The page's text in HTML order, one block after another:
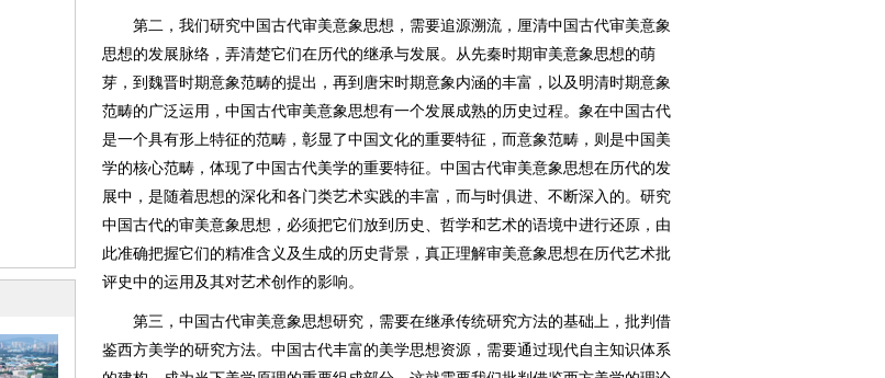
第二，我们研究中国古代审美意象思想，需要追源溯流，厘清中国古代审美意象
思想的发展脉络，弄清楚它们在历代的继承与发展。从先秦时期审美意象思想的萌
芽，到魏晋时期意象范畴的提出，再到唐宋时期意象内涵的丰富，以及明清时期意象
范畴的广泛运用，中国古代审美意象思想有一个发展成熟的历史过程。象在中国古代
是一个具有形上特征的范畴，彰显了中国文化的重要特征，而意象范畴，则是中国美
学的核心范畴，体现了中国古代美学的重要特征。中国古代审美意象思想在历代的发
展中，是随着思想的深化和各门类艺术实践的丰富，而与时俱进、不断深入的。研究
中国古代的审美意象思想，必须把它们放到历史、哲学和艺术的语境中进行还原，由
此准确把握它们的精准含义及生成的历史背景，真正理解审美意象思想在历代艺术批
评史中的运用及其对艺术创作的影响。
第三，中国古代审美意象思想研究，需要在继承传统研究方法的基础上，批判借
鉴西方美学的研究方法。中国古代丰富的美学思想资源，需要通过现代自主知识体系